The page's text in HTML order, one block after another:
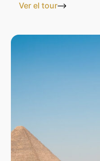
Ver el tour